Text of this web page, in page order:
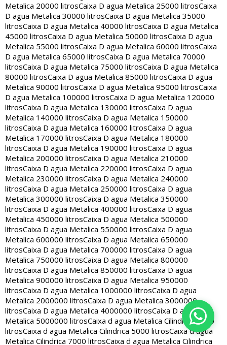
Metalica 20000 litrosCaixa D agua Metalica 25000 litrosCaixa
D agua Metalica 30000 litrosCaixa D agua Metalica 35000
litrosCaixa D agua Metalica 40000 litrosCaixa D agua Metalica
45000 litrosCaixa D agua Metalica 50000 litrosCaixa D agua
Metalica 55000 litrosCaixa D agua Metalica 60000 litrosCaixa
D agua Metalica 65000 litrosCaixa D agua Metalica 70000
litrosCaixa D agua Metalica 75000 litrosCaixa D agua Metalica
80000 litrosCaixa D agua Metalica 85000 litrosCaixa D agua
Metalica 90000 litrosCaixa D agua Metalica 95000 litrosCaixa
D agua Metalica 100000 litrosCaixa D agua Metalica 120000
litrosCaixa D agua Metalica 130000 litrosCaixa D agua
Metalica 140000 litrosCaixa D agua Metalica 150000
litrosCaixa D agua Metalica 160000 litrosCaixa D agua
Metalica 170000 litrosCaixa D agua Metalica 180000
litrosCaixa D agua Metalica 190000 litrosCaixa D agua
Metalica 200000 litrosCaixa D agua Metalica 210000
litrosCaixa D agua Metalica 220000 litrosCaixa D agua
Metalica 230000 litrosCaixa D agua Metalica 240000
litrosCaixa D agua Metalica 250000 litrosCaixa D agua
Metalica 300000 litrosCaixa D agua Metalica 350000
litrosCaixa D agua Metalica 400000 litrosCaixa D agua
Metalica 450000 litrosCaixa D agua Metalica 500000
litrosCaixa D agua Metalica 550000 litrosCaixa D agua
Metalica 600000 litrosCaixa D agua Metalica 650000
litrosCaixa D agua Metalica 700000 litrosCaixa D agua
Metalica 750000 litrosCaixa D agua Metalica 800000
litrosCaixa D agua Metalica 850000 litrosCaixa D agua
Metalica 900000 litrosCaixa D agua Metalica 950000
litrosCaixa D agua Metalica 1000000 litrosCaixa D agua
Metalica 2000000 litrosCaixa D agua Metalica 3000000
litrosCaixa D agua Metalica 4000000 litrosCaixa D agua
Metalica 5000000 litrosCaixa d agua Metalica Cilindrica 2000
litrosCaixa d agua Metalica Cilindrica 5000 litrosCaixa d agua
Metalica Cilindrica 7000 litrosCaixa d agua Metalica Cilindrica